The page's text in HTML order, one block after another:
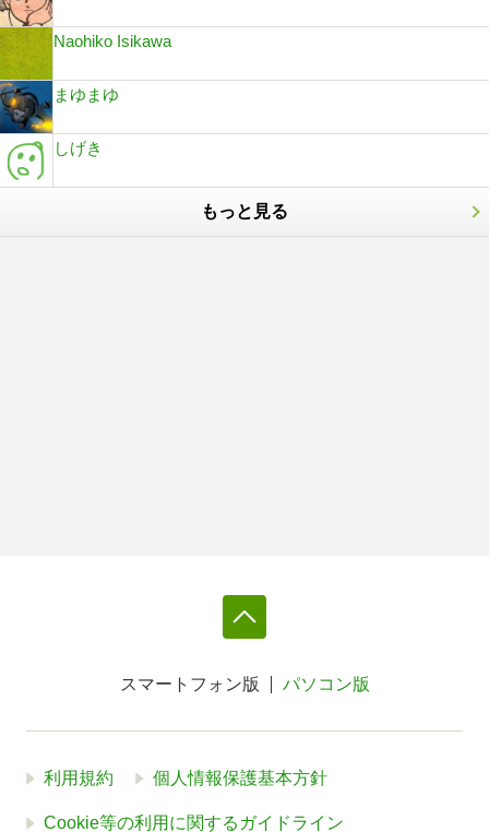
Naohiko Isikawa
まゆまゆ
しげき
もっと見る
スマートフォン版 パソコン版
利用規約 個人情報保護基本方針
Cookie等の利用に関するガイドライン